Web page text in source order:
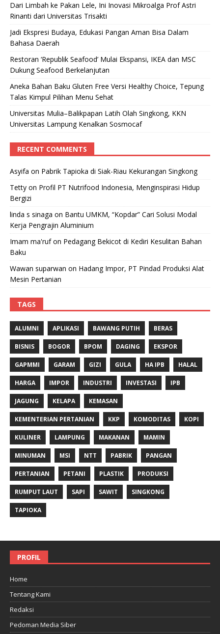
Dari Limbah ke Pakan Lele, Ini Inovasi Mikroalga Prof Astri
Rinanti dari Universitas Trisakti
Jadi Ekspresi Budaya, Edukasi Pangan Aman Bisa Dalam
Bahasa Daerah
Restoran ‘Republik Seafood’ Mulai Ekspansi, IKEA dan MSC
Dukung Seafood Berkelanjutan
Aneka Bahan Baku Gluten Free Versi Healthy Choice, Tepung
Talas Kimpul Pilihan Menu Sehat
Universitas Mulia–Balikpapan Latih Olah Singkong, KKN
Universitas Lampung Kenalkan Sosmocaf
RECENT COMMENTS
Asyifa on Pabrik Tapioka di Siak-Riau Kekurangan Singkong
Tetty on Profil PT Nutrifood Indonesia, Menginspirasi Hidup
Bergizi
linda s sinaga on Bantu UMKM, “Kopdar” Cari Solusi Modal
Kerja Pengrajin Aluminium
Imam ma'rufon Pedagang Bekicot di Kediri Kesulitan Bahan
Baku
Wawan suparwan on Hadang Impor, PT Pindad Produksi Alat
Mesin Pertanian
TAGS
ALUMNI APLIKASI BAWANG PUTIH BERAS
BISNIS BOGOR BPOM DAGING EKSPOR
GAPMMI GARAM GIZI GULA HA IPB HALAL
HARGA IMPOR INDUSTRI INVESTASI IPB
JAGUNG KELAPA KEMASAN
KEMENTERIAN PERTANIAN KKP KOMODITAS KOPI
KULINER LAMPUNG MAKANAN MAMIN
MINUMAN MSI NTT PABRIK PANGAN
PERTANIAN PETANI PLASTIK PRODUKSI
RUMPUT LAUT SAPI SAWIT SINGKONG
TAPIOKA
PROFIL
Home
Tentang Kami
Redaksi
Pedoman Media Siber